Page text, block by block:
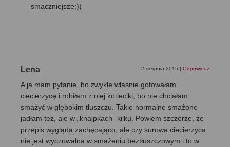
smaczniejsze;))
Lena 2 sierpnia 2015 | Odpowiedz
A ja mam pytanie, bo zwykle właśnie gotowałam
ciecierzycę i robiłam z niej kotleciki, bo nie chciałam
smażyć w głębokim tłuszczu. Takie normalne smażone
jadłam też, ale w „knajpkach” kilku. Powiem szczerze, że
przepis wygląda zachęcająco, ale czy surowa ciecierzyca
nie jest wyczuwalna w smażeniu beztłuszczowym i to w